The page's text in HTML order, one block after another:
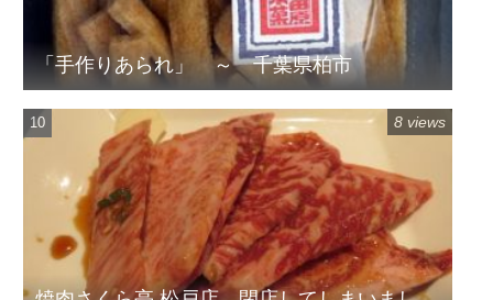
「手作りあられ」 ～ 千葉県柏市
8 views